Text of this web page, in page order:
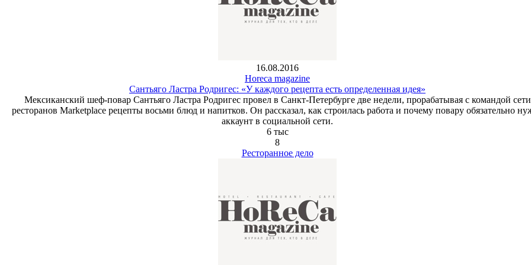
16.08.2016
Horeca magazine
Сантьяго Ластра Родригес: «У каждого рецепта есть определенная идея»
Мексиканский шеф-повар Сантьяго Ластра Родригес провел в Санкт-Петербурге две недели, прорабатывая с командой сети
ресторанов Marketplace рецепты восьми блюд и напитков. Он рассказал, как строилась работа и почему повару обязательно
аккаунт в социальной сети.
6 тыс
8
Ресторанное дело